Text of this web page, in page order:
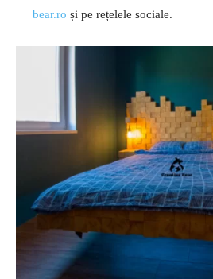
bear.ro și pe rețelele sociale.